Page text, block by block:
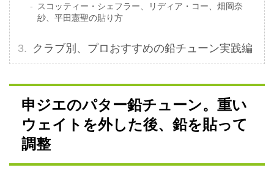
スコッティー・シェフラー、リディア・コー、畑岡奈
紗、平田憲聖の貼り方
クラブ別、プロおすすめの鉛チューン実践編
申ジエのパター鉛チューン。重い
ウェイトを外した後、鉛を貼って
調整